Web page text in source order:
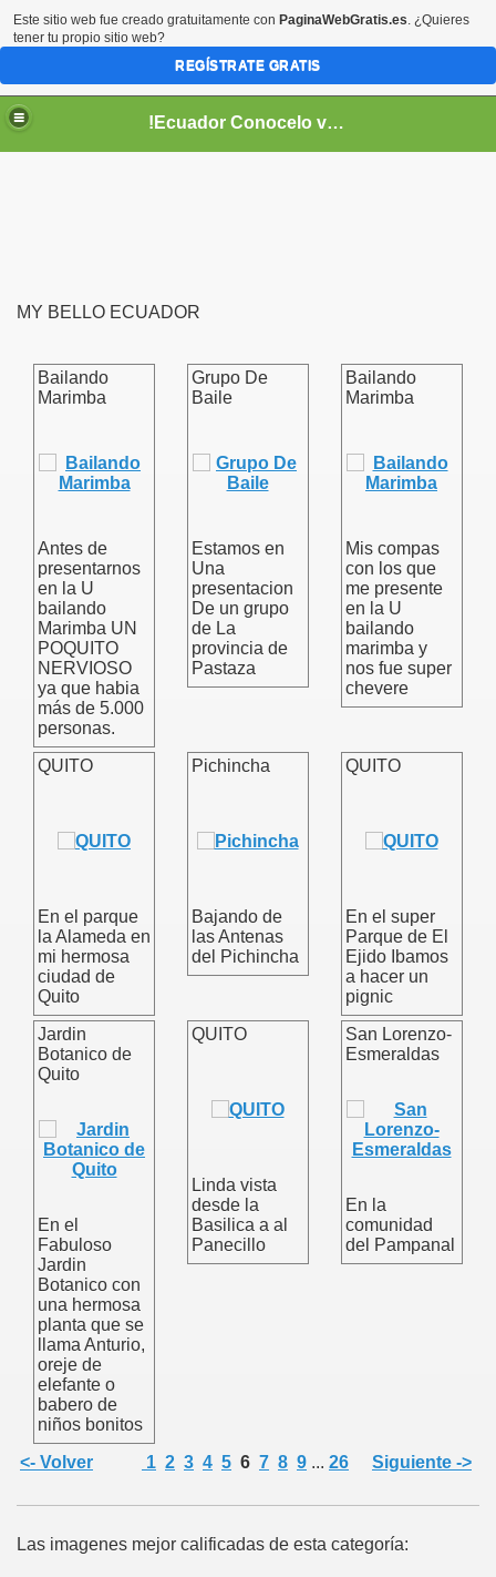
!Ecuador Conocelo vivelo!
MY BELLO ECUADOR
Bailando
Marimba
Antes de
presentarnos
en la U
bailando
Marimba UN
POQUITO
NERVIOSO
ya que habia
más de 5.000
personas.
Grupo De
Baile
Estamos en
Una
presentacion
De un grupo
de La
provincia de
Pastaza
Bailando
Marimba
Mis compas
con los que
me presente
en la U
bailando
marimba y
nos fue super
chevere
QUITO
En el parque
la Alameda en
mi hermosa
ciudad de
Quito
Pichincha
Bajando de
las Antenas
del Pichincha
QUITO
En el super
Parque de El
Ejido Ibamos
a hacer un
pignic
Jardin
Botanico de
Quito
En el
Fabuloso
Jardin
Botanico con
una hermosa
planta que se
llama Anturio,
oreje de
elefante o
babero de
niños bonitos
QUITO
Linda vista
desde la
Basilica a al
Panecillo
San Lorenzo-
Esmeraldas
En la
comunidad
del Pampanal
<- Volver 1 2 3 4 5 6 7 8 9 ... 26 Siguiente ->
Las imagenes mejor calificadas de esta categoría:
Este sitio web fue creado gratuitamente con PaginaWebGratis.es. ¿Quieres
tener tu propio sitio web?
REGÍSTRATE GRATIS